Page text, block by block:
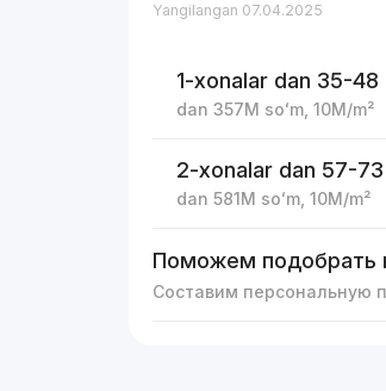
Yangilangan 07.04.2025
1-xonalar dan 35-48
dan357M soʻm ,10M/m²
2-xonalar dan 57-73
dan581M soʻm ,10M/m²
Поможем подобрать
Составим персональную